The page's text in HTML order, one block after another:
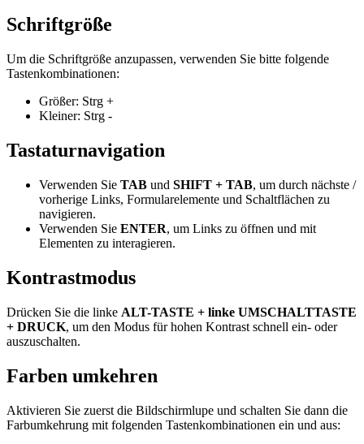
Schriftgröße
Um die Schriftgröße anzupassen, verwenden Sie bitte folgende
Tastenkombinationen:
Größer: Strg +
Kleiner: Strg -
Tastaturnavigation
Verwenden Sie TAB und SHIFT + TAB, um durch nächste /
vorherige Links, Formularelemente und Schaltflächen zu
navigieren.
Verwenden Sie ENTER, um Links zu öffnen und mit
Elementen zu interagieren.
Kontrastmodus
Drücken Sie die linke ALT-TASTE + linke UMSCHALTTASTE
+ DRUCK, um den Modus für hohen Kontrast schnell ein- oder
auszuschalten.
Farben umkehren
Aktivieren Sie zuerst die Bildschirmlupe und schalten Sie dann die
Farbumkehrung mit folgenden Tastenkombinationen ein und aus: